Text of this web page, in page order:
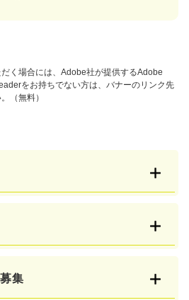
く場合には、Adobe社が提供するAdobe
をお持ちでない方は、バナーのリンク先
（無料）
集